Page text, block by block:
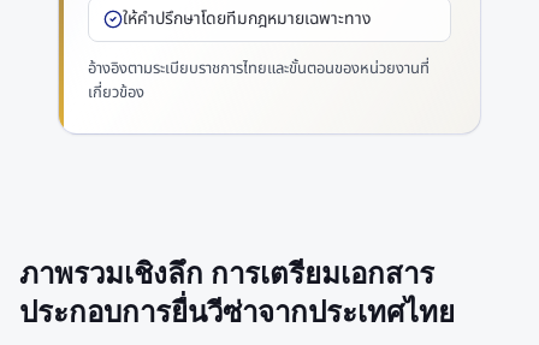
ให้คำปรึกษาโดยทีมกฎหมายเฉพาะทาง
อ้างอิงตามระเบียบราชการไทยและขั้นตอนของหน่วยงานที่
เกี่ยวข้อง
ภาพรวมเชิงลึก การเตรียมเอกสาร
ประกอบการยื่นวีซ่าจากประเทศไทย